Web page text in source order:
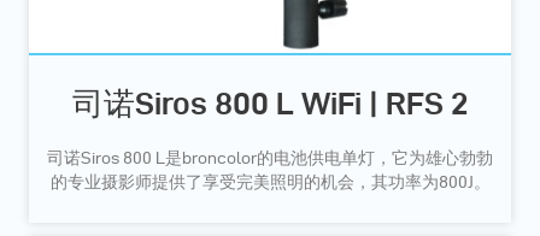
司诺Siros 800 L WiFi | RFS 2
司诺Siros 800 L是broncolor的电池供电单灯，它为雄心勃勃
的专业摄影师提供了享受完美照明的机会，其功率为800J。